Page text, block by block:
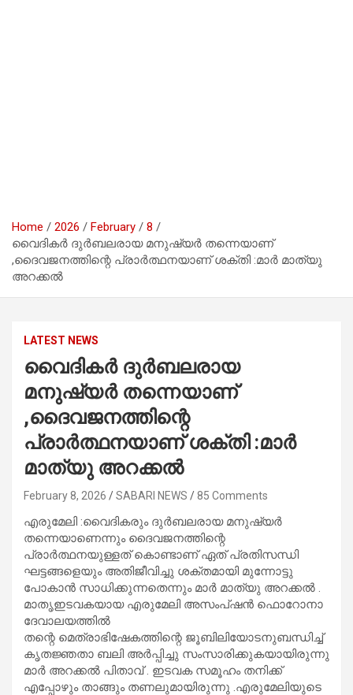
Home 2026 February
8
വൈദികർ ദുർബലരായ മനുഷ്യർ തന്നെയാണ്
,ദൈവജനത്തിന്റെ പ്രാർത്ഥനയാണ് ശക്തി :മാർ മാത്യു
അറക്കൽ
LATEST NEWS
വൈദികർ ദുർബലരായ
മനുഷ്യർ തന്നെയാണ്
,ദൈവജനത്തിന്റെ
പ്രാർത്ഥനയാണ് ശക്തി :മാർ
മാത്യു അറക്കൽ
February 8, 2026 SABARI NEWS 85 Comments
എരുമേലി :വൈദികരും ദുർബലരായ മനുഷ്യർ
തന്നെയാണെന്നും ദൈവജനത്തിന്റെ
പ്രാർത്ഥനയുള്ളത് കൊണ്ടാണ് ഏത് പ്രതിസന്ധി
ഘട്ടങ്ങളെയും അതിജീവിച്ചു ശക്തമായി മുന്നോട്ടു
പോകാൻ സാധിക്കുന്നതെന്നും മാർ മാത്യു അറക്കൽ .
മാതൃഇടവകയായ എരുമേലി അസംപ്ഷൻ ഫൊറോനാ
ദേവാലയത്തിൽ
തന്റെ മെത്രാഭിഷേകത്തിന്റെ ജൂബിലിയോടനുബന്ധിച്ച്
കൃതജ്ഞതാ ബലി അർപ്പിച്ചു സംസാരിക്കുകയായിരുന്നു
മാർ അറക്കൽ പിതാവ് . ഇടവക സമൂഹം തനിക്ക്
എപ്പോഴും താങ്ങും തണലുമായിരുന്നു .എരുമേലിയുടെ